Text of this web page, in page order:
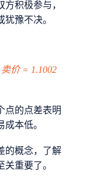
积极参与，
豫不决。
价 = 1.1002
点的点差表明
本低。
的概念，了解
重要了。